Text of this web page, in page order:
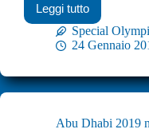
Leggi tutto
Special
24 Gennaio
Abu Dhabi 2019